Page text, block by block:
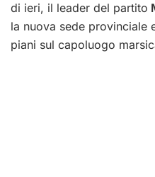
di ieri, il leader del partito
la nuova sede provinciale
piani sul capoluogo